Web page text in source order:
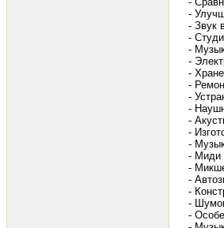
-
- Звук
-
-
-
-
-
-
-
-
-
-
- Миди
-
-
-
-
-